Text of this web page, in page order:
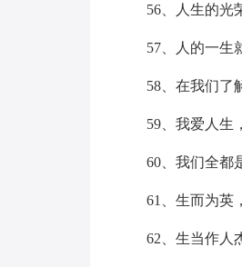
56、人生的
57、人的一
58、在我们
59、我爱人
60、我们全都
61、生而为
62、生当作